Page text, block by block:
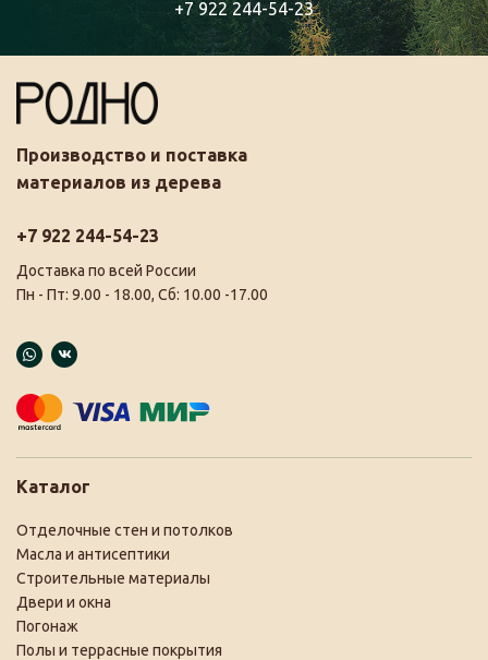
+7 922 244-54-23
Производство и поставка
материалов из дерева
+7 922 244-54-23
Доставка по всей России
Пн - Пт: 9.00 - 18.00, Сб: 10.00 -17.00
Каталог
Отделочные стен и потолков
Масла и антисептики
Строительные материалы
Двери и окна
Погонаж
Полы и террасные покрытия